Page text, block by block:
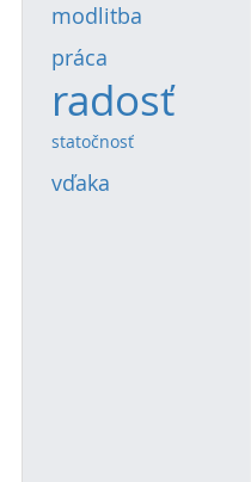
modlitba
práca
radosť(20)
statočnosť
vďaka